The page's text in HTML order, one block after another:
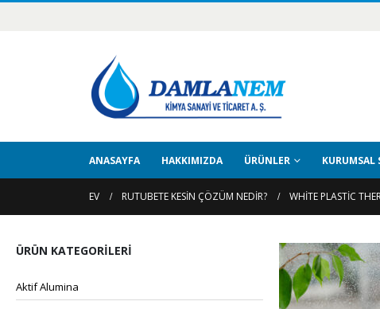
ANASAYFA HAKKIMIZDA ÜRÜNLER KURUMSAL
EV RUTUBETE KESIN ÇÖZÜM NEDIR? WHITE PLASTIC
ÜRÜN KATEGORILERI
Aktif Alumina